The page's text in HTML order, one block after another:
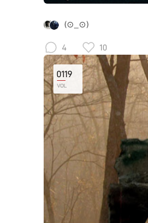
(⊙_⊙)
4 10
0119
VOL